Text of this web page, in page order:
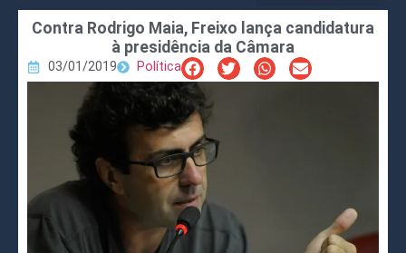
Contra Rodrigo Maia, Freixo lança candidatura
à presidência da Câmara
03/01/2019 Política